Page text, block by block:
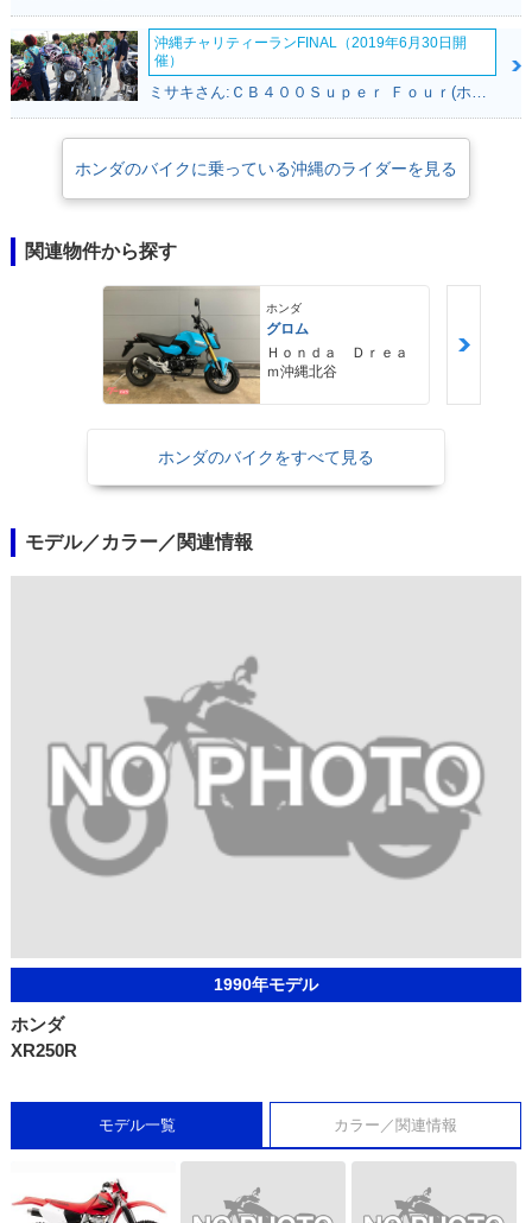
沖縄チャリティーランFINAL（2019年6月30日開
催）
ミサキさん:ＣＢ４００Ｓｕｐｅｒ Ｆｏｕｒ(ホンダ)
ホンダのバイクに乗っている沖縄のライダーを見る
関連物件から探す
ホンダ
グロム
Ｈｏｎｄａ Ｄｒｅａ
ｍ沖縄北谷
ホンダのバイクをすべて見る
モデル／カラー／関連情報
1990年モデル
ホンダ
XR250R
モデル一覧 カラー／関連情報